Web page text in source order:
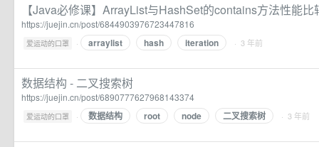
【Java必修课】ArrayList与HashSet的contains方法性能
https://juejin.cn/post/6844903976723447816
爱运动的口罩 · arraylist hash iteration · 3 年前
数据结构 - 二叉搜索树
https://juejin.cn/post/6890777627968143374
爱运动的口罩 · 数据结构 root node 二叉搜索树 · 3 年前